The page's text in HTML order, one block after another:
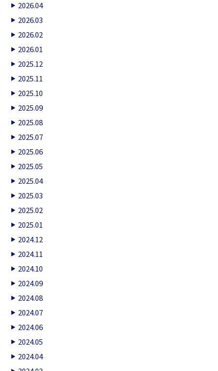
2026.04
2026.03
2026.02
2026.01
2025.12
2025.11
2025.10
2025.09
2025.08
2025.07
2025.06
2025.05
2025.04
2025.03
2025.02
2025.01
2024.12
2024.11
2024.10
2024.09
2024.08
2024.07
2024.06
2024.05
2024.04